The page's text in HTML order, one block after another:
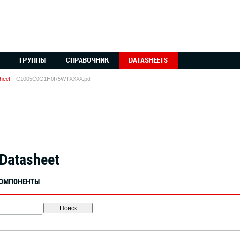
ГРУППЫ СПРАВОЧНИК DATASHEETS
C1005C0G1H0R5WTXXXX.pdf
Поиск